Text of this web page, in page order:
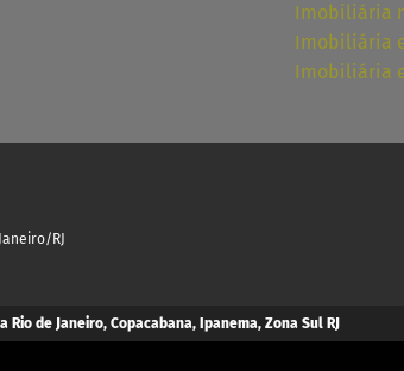
Imobiliária
Imobiliária
Imobiliária
RJ
Rio de Janeiro, Copacabana, Ipanema, Zona Sul RJ